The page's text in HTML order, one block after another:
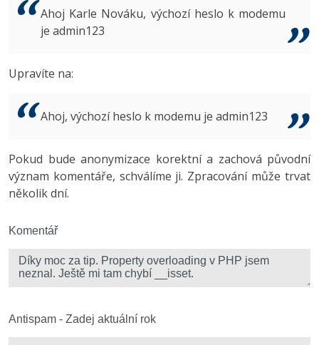
ASP.NET MVC
Best practices
MS-SQL
3D grafik
Copywriter
WordPress specialista
VB.NET
Algoritmy -41%
Umělá inteligence (AI) -10%
Fórum
Copywriting
Windows
Kybernetická bezpečnost
Inkscape
Fórum
Ahoj Karle Nováku, výchozí heslo k modemu
je admin123
Upravíte na:
Ahoj, výchozí heslo k modemu je admin123
Pokud bude anonymizace korektní a zachová původní
význam komentáře, schválíme ji. Zpracování může trvat
několik dní.
Komentář
Antispam - Zadej aktuální rok